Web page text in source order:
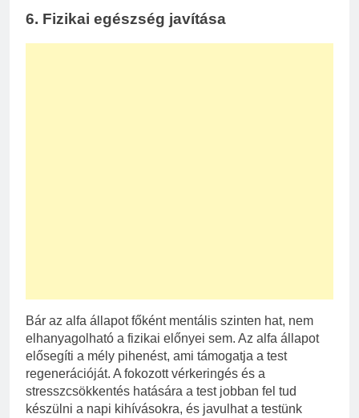
6. Fizikai egészség javítása
Bár az alfa állapot főként mentális szinten hat, nem
elhanyagolható a fizikai előnyei sem. Az alfa állapot
elősegíti a mély pihenést, ami támogatja a test
regenerációját. A fokozott vérkeringés és a
stresszcsökkentés hatására a test jobban fel tud
készülni a napi kihívásokra, és javulhat a testünk